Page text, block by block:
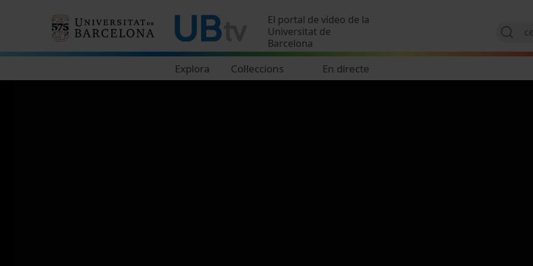
El portal de vídeo de la
Universitat de
Barcelona
Explora Col·leccions En directe